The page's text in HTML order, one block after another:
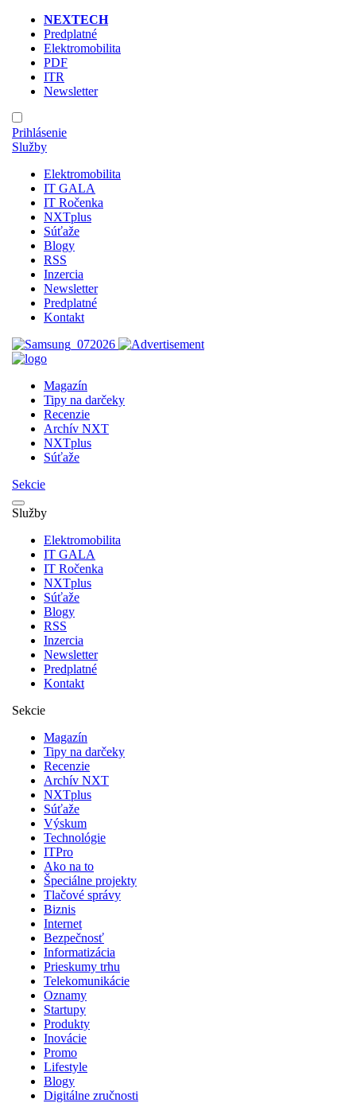
NEXTECH
Predplatné
Elektromobilita
PDF
ITR
Newsletter
Prihlásenie
Služby
Elektromobilita
IT GALA
IT Ročenka
NXTplus
Súťaže
Blogy
RSS
Inzercia
Newsletter
Predplatné
Kontakt
Magazín
Tipy na darčeky
Recenzie
Archív NXT
NXTplus
Súťaže
Sekcie
Služby
Elektromobilita
IT GALA
IT Ročenka
NXTplus
Súťaže
Blogy
RSS
Inzercia
Newsletter
Predplatné
Kontakt
Sekcie
Magazín
Tipy na darčeky
Recenzie
Archív NXT
NXTplus
Súťaže
Výskum
Technológie
ITPro
Ako na to
Špeciálne projekty
Tlačové správy
Biznis
Internet
Bezpečnosť
Informatizácia
Prieskumy trhu
Telekomunikácie
Oznamy
Startupy
Produkty
Inovácie
Promo
Lifestyle
Blogy
Digitálne zručnosti